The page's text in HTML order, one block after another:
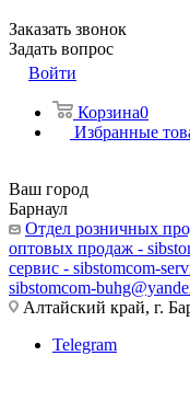
Заказать звонок
Задать вопрос
Войти
Корзина0
Избранные
Ваш город
Барнаул
Отдел розничных
оптовых продаж -
сервис - sibstomcom-
sibstomcom-
Алтайский край, г.
Telegram